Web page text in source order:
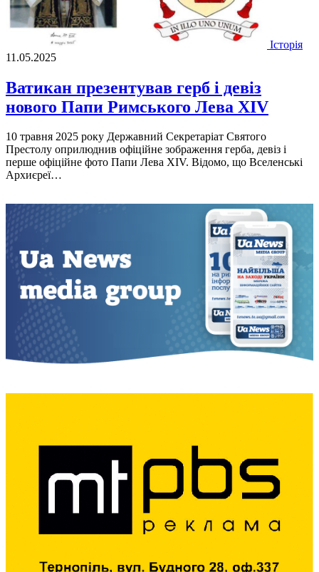
Історія
11.05.2025
Ватикан презентував герб і девіз
нового Папи Римського Лева XIV
10 травня 2025 року Державний Секретаріат Святого
Престолу оприлюднив офіційне зображення герба, девіз і
перше офіційне фото Папи Лева XIV. Відомо, що Вселенські
Архиєреї…